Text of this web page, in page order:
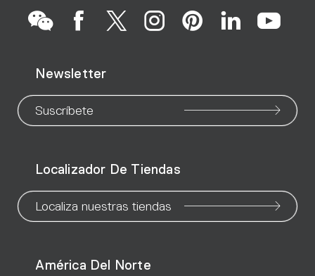
to
our
page
to
our
page
to
our
page
to
our
page
to
our
page
to
our
page
to
Newsletter
Suscríbete
Localizador De Tiendas
Localiza nuestras tiendas
América Del Norte